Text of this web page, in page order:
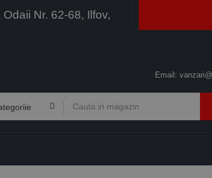
Nr. 62-68, Ilfov,
Email: